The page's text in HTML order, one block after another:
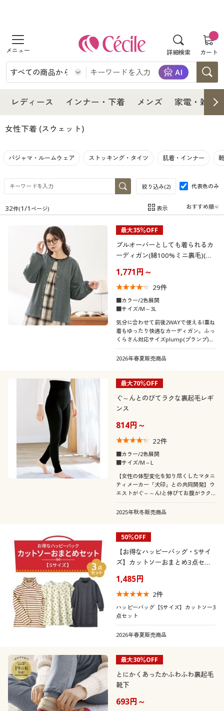
詳細検索 カート
商品を探す
レディース
レディースファッション
女性下着
インナー・下着
インナー・下着通販すべて
女性下着
メンズ下着
ジュニア・ティーンズ下着
メンズ
メンズ通販すべて
メンズファッション
メンズ下着
家電・雑貨
家電・雑貨すべて
家電
キッチン・雑貨・日用品
寝具・インテリア・家具
寝具・インテリア・家具通販すべて
家具・収納
寝具・ベッド
カーテン・ラグ・ファブリック
美容・健康
美容・健康通販すべて
美容・健康・サプリメント
制服・スクール
制服・スクールすべて
制服・学生服
ジュニア・ティーンズ下着
大きいサイズ
大きいサイズ通販すべて
大きいサイズ レディース服
大きいサイズ 事務・制服
バーゲン
バーゲンセール
詳細検索
カタログ・チラシからのご注文
デジタルカタログ
カタログ無料プレゼント
会員メニュー
お気に入り
サポート
ご利用ガイド
よくある質問とお問い合わせ
レディース インナー・下着 メンズ 家電・雑貨
女性下着 (スウェット)
パジャマ・ルームウェア ストッキング・タイツ 肌着・インナー
絞り込み(2) 代表色のみ
在庫 在庫のある商品のみ表示
(4〜4.9)
(3〜3.9)
(1〜1.9)
レディースサ
S LL
5L
ズ
21 22.5 23
24 24.5
こだわり条件
で絞り込む
柄・デザイン
スリット チェック
花柄
ハイネック Ｖネック
クルーネック・丸首
長袖
素材
32件(1/1 ページ) 表示
最大35％OFF
プルオーバーとしても着られるカ
ーディガン(綿100%ミニ裏毛)(ル
1,771円～
29件
■カラー/2色展開
■サイズ/M～3L
気分に合わせて前後2WAYで使える!重ね
着もゆったり快適なカーディガン。ふっ
くらさん対応サイズplump(プランプ)も
あります。
2026年春夏販売商品
最大70％OFF
ぐ～んとのびてラクな裏起毛レギ
ンス
814円～
22件
■カラー/2色展開
■サイズ/M～L
【女性の体型変化を知り尽くしたマタニ
ティメーカー「犬印」との共同開発】ウ
エストがぐ～～ん!と伸びてお腹がラク
2025年秋冬販売商品
50％OFF
【お得なハッピーバッグ・Sサイ
ズ】カットソーおまとめ3点セッ
1,485円
2件
ハッピーバッグ【Sサイズ】カットソー3
点セット
2026年春夏販売商品
最大30％OFF
とにかくあったかふわふわ裏起毛
靴下
693円～